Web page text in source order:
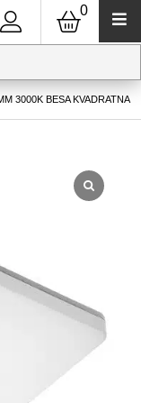
0
3000K BESA KVADRATNA